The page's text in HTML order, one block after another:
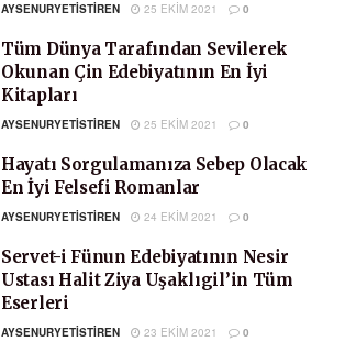
AYSENURYETISTIREN 25 EKIM 2021 0
Tüm Dünya Tarafından Sevilerek
Okunan Çin Edebiyatının En İyi
Kitapları
AYSENURYETISTIREN 25 EKIM 2021 0
Hayatı Sorgulamanıza Sebep Olacak
En İyi Felsefi Romanlar
AYSENURYETISTIREN 24 EKIM 2021 0
Servet-i Fünun Edebiyatının Nesir
Ustası Halit Ziya Uşaklıgil’in Tüm
Eserleri
AYSENURYETISTIREN 23 EKIM 2021 0